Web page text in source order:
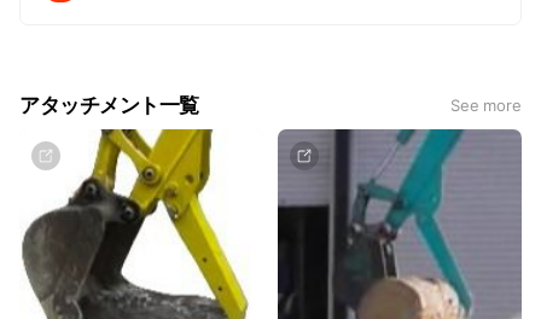
アタッチメント一覧 See more